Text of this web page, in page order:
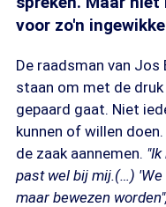
voor zo'n
De raadsman van
staan om met de
gepaard gaat. Niet
kunnen of willen
de zaak aannemen.
past wel bij mij.(…) 'We
maar bewezen worden",